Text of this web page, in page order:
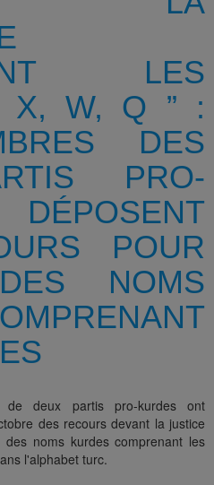
LES
X, W, Q ” :
DES
PRO-
POUR
NOMS
de deux partis pro-kurdes ont
des recours devant la justice
noms kurdes comprenant les
l'alphabet turc.